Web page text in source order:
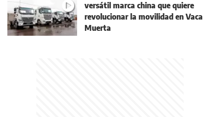
versátil marca china que quiere
revolucionar la movilidad en Vaca
Muerta